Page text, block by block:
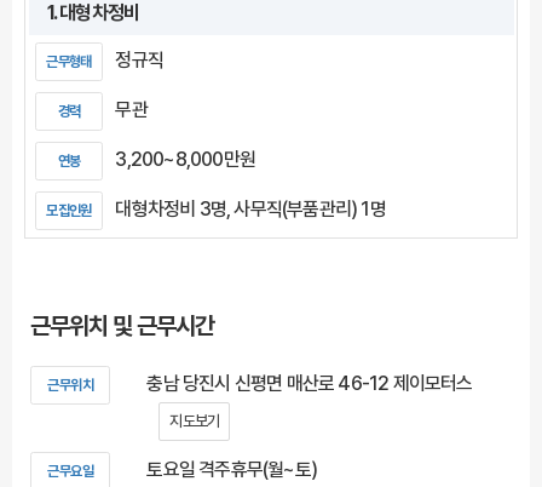
1. 대형차정비
근무형태 정규직
경력 무관
연봉 3,200~8,000만원
모집인원 대형차정비 3명, 사무직(부품관리) 1명
근무위치 및 근무시간
근무위치 충남 당진시 신평면 매산로 46-12 제이모터스
지도보기
근무요일 토요일 격주휴무(월~토)